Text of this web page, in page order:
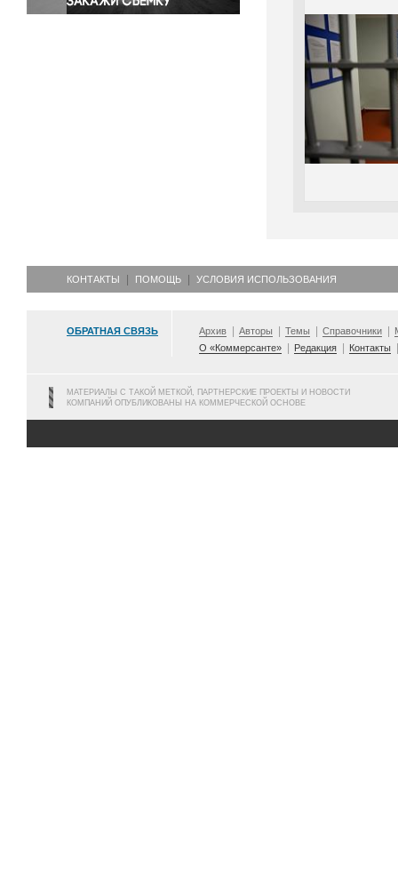
КОНТАКТЫ ПОМОЩЬ УСЛОВИЯ ИСПОЛЬЗОВАНИЯ
ОБРАТНАЯ СВЯЗЬ Архив Авторы Темы Справочники
О «Коммерсанте»
Редакция Контакты
МАТЕРИАЛЫ С ТАКОЙ МЕТКОЙ, ПАРТНЕРСКИЕ ПРОЕКТЫ И НОВОСТИ
КОМПАНИЙ ОПУБЛИКОВАНЫ НА КОММЕРЧЕСКОЙ ОСНОВЕ